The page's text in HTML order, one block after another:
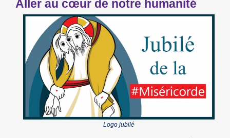
Aller au cœur de notre humanité
Logo jubilé